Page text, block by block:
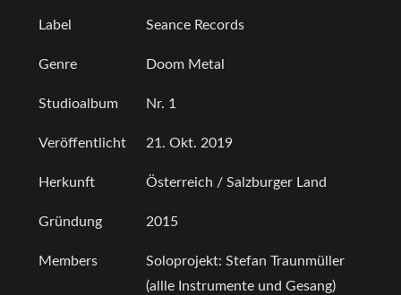
Label Seance Records
Genre Doom Metal
Studioalbum Nr. 1
Veröffentlicht 21. Okt. 2019
Herkunft Österreich / Salzburger Land
Gründung 2015
Members
Soloprojekt: Stefan Traunmüller
(allle Instrumente und Gesang)